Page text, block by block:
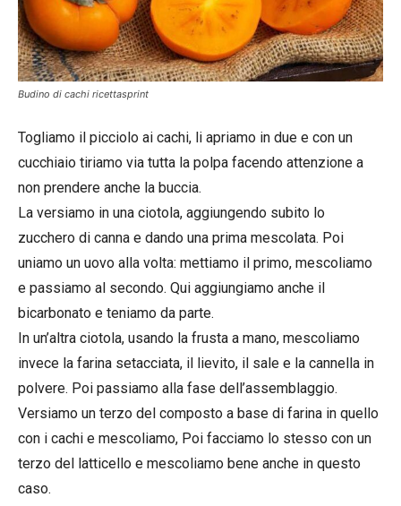
Budino di cachi ricettasprint
Togliamo il picciolo ai cachi, li apriamo in due e con un
cucchiaio tiriamo via tutta la polpa facendo attenzione a
non prendere anche la buccia.
La versiamo in una ciotola, aggiungendo subito lo
zucchero di canna e dando una prima mescolata. Poi
uniamo un uovo alla volta: mettiamo il primo, mescoliamo
e passiamo al secondo. Qui aggiungiamo anche il
bicarbonato e teniamo da parte.
In un’altra ciotola, usando la frusta a mano, mescoliamo
invece la farina setacciata, il lievito, il sale e la cannella in
polvere. Poi passiamo alla fase dell’assemblaggio.
Versiamo un terzo del composto a base di farina in quello
con i cachi e mescoliamo, Poi facciamo lo stesso con un
terzo del latticello e mescoliamo bene anche in questo
caso.